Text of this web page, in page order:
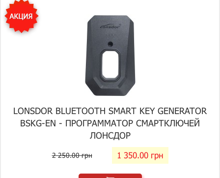
LONSDOR BLUETOOTH SMART KEY GENERATOR
BSKG-EN - ПРОГРАММАТОР СМАРТКЛЮЧЕЙ
ЛОНСДОР
2 250.00 грн 1 350.00 грн